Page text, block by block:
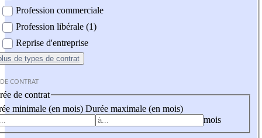
Profession commerciale
Profession libérale (1)
Reprise d'entreprise
de types de contrat
CONTRAT
de contrat
minimale (en mois) Durée maximale (en mois)
mois